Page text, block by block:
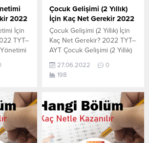
Sihirbaz
Sihirbazı, YKS-TYT Net
Sihirbazı. Sayfamızdaki
verilerin tamamı
YÖK tarafından yayınlanmış
olan en son güncel...
2022
İçin
TYT–
Bu
olduğu
YKS-
TYT
Çocuk Gelişimi (2 Yıllık)
İçin Kaç Net Gerekir 2022
Çocuk Gelişimi (2 Yıllık) İçin
Kaç Net Gerekir? 2022 TYT–
AYT Çocuk Gelişimi (2 Yıllık)
sorusunun cevabını
aşağıdan öğrenebilirsiniz. Bu
sınavında en son yerleşen
öğrencilerin yapmış olduğu
netlerdir. YÖKATLAS YKS-
TYT Net Sihirbazı, YKS-TYT
Net Sihirbazı. Sayfamızdaki
27.06.2022
0
198